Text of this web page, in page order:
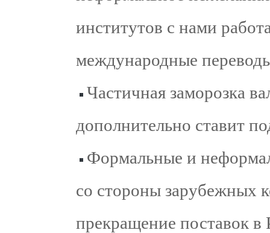
институтов с нами
международные
Частичная заморозка
дополнительно ставит
Формальные и
со стороны зарубежных
прекращение поставок